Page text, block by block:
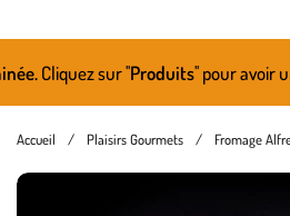
Cliquez sur ''Produits'' pour avoir un
Accueil / Plaisirs Gourmets / Fromage